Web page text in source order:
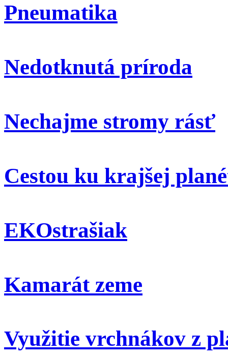
Pneumatika
Nedotknutá príroda
Nechajme stromy rásť
Cestou ku krajšej
EKOstrašiak
Kamarát zeme
Využitie vrchnákov z